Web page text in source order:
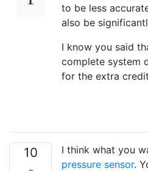
to be less
also be
I know you said
complete system
for the extra
10 I think what you
pressure sensor.